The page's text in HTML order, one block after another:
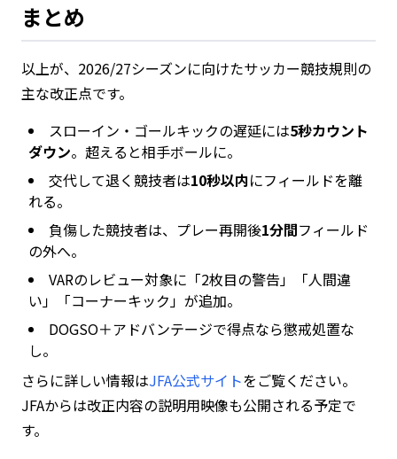
まとめ
以上が、2026/27シーズンに向けたサッカー競技規則の
主な改正点です。
スローイン・ゴールキックの遅延には5秒カウント
ダウン。超えると相手ボールに。
交代して退く競技者は10秒以内にフィールドを離
れる。
負傷した競技者は、プレー再開後1分間フィールド
の外へ。
VARのレビュー対象に「2枚目の警告」「人間違
い」「コーナーキック」が追加。
DOGSO＋アドバンテージで得点なら懲戒処置な
し。
さらに詳しい情報はJFA公式サイトをご覧ください。
JFAからは改正内容の説明用映像も公開される予定で
す。